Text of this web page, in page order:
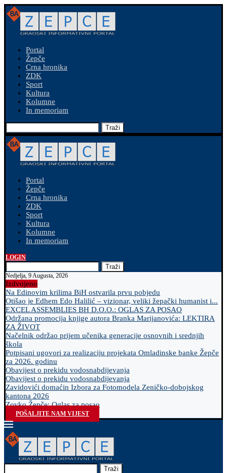
Portal
Žepče
Crna hronika
ZDK
Sport
Kultura
Kolumne
In memoriam
Traži
Portal
Žepče
Crna hronika
ZDK
Sport
Kultura
Kolumne
In memoriam
LOGIN
Traži
Nedjelja, 9 Augusta, 2026
Izdvojeno
Na Edinovim krilima BiH ostvarila prvu pobjedu
Otišao je Edhem Edo Halilić – vizionar, veliki žepački humanist i...
EXCEL ASSEMBLIES BH D.O.O.: OGLAS ZA POSAO
Održana promocija knjige autora Branka Marijanovića: LEKTIRA
ZA ŽIVOT
Načelnik održao prijem učenika generacije osnovnih i srednjih
škola
Potpisani ugovori za realizaciju projekata Omladinske banke Žepče
za 2026. godinu
Obavijest o prekidu vodosnabdijevanja
Obavijest o prekidu vodosnabdijevanja
Zavidovići domaćin Izbora za Fotomodela Zeničko-dobojskog
kantona 2026
Zovko Žepče: Oglas za posao
POŠALJITE NAM VIJEST
Traži